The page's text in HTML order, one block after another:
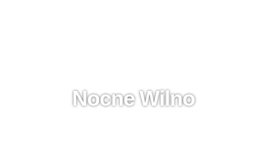
Nocne Wilno